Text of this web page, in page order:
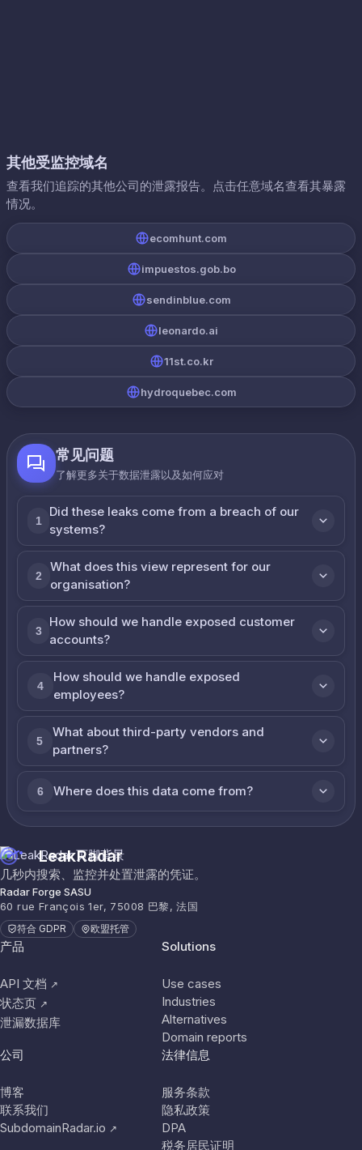
其他受监控域名
查看我们追踪的其他公司的泄露报告。点击任意域名查看其暴露
情况。
ecomhunt.com
impuestos.gob.bo
sendinblue.com
leonardo.ai
11st.co.kr
hydroquebec.com
常见问题
了解更多关于数据泄露以及如何应对
1
Did these leaks come from a breach of our
systems?
2
What does this view represent for our
organisation?
3
How should we handle exposed customer
accounts?
4
How should we handle exposed
employees?
5
What about third-party vendors and
partners?
6 Where does this data come from?
LeakRadar
几秒内搜索、监控并处置泄露的凭证。
Radar Forge SASU
60 rue François 1er, 75008 巴黎, 法国
符合 GDPR 欧盟托管
产品
API 文档 ↗
状态页 ↗
泄漏数据库
Solutions
Use cases
Industries
Alternatives
Domain reports
公司
博客
联系我们
SubdomainRadar.io ↗
法律信息
服务条款
隐私政策
DPA
税务居民证明